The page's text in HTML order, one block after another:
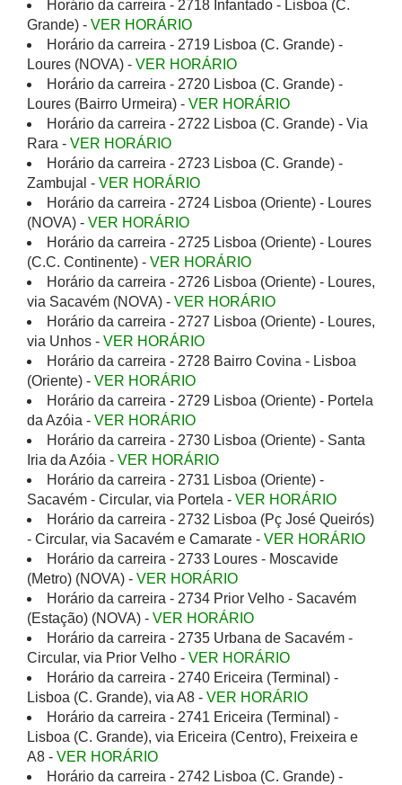
Horário da carreira - 2718 Infantado - Lisboa (C.
Grande) - VER HORÁRIO
Horário da carreira - 2719 Lisboa (C. Grande) -
Loures (NOVA) - VER HORÁRIO
Horário da carreira - 2720 Lisboa (C. Grande) -
Loures (Bairro Urmeira) - VER HORÁRIO
Horário da carreira - 2722 Lisboa (C. Grande) - Via
Rara - VER HORÁRIO
Horário da carreira - 2723 Lisboa (C. Grande) -
Zambujal - VER HORÁRIO
Horário da carreira - 2724 Lisboa (Oriente) - Loures
(NOVA) - VER HORÁRIO
Horário da carreira - 2725 Lisboa (Oriente) - Loures
(C.C. Continente) - VER HORÁRIO
Horário da carreira - 2726 Lisboa (Oriente) - Loures,
via Sacavém (NOVA) - VER HORÁRIO
Horário da carreira - 2727 Lisboa (Oriente) - Loures,
via Unhos - VER HORÁRIO
Horário da carreira - 2728 Bairro Covina - Lisboa
(Oriente) - VER HORÁRIO
Horário da carreira - 2729 Lisboa (Oriente) - Portela
da Azóia - VER HORÁRIO
Horário da carreira - 2730 Lisboa (Oriente) - Santa
Iria da Azóia - VER HORÁRIO
Horário da carreira - 2731 Lisboa (Oriente) -
Sacavém - Circular, via Portela - VER HORÁRIO
Horário da carreira - 2732 Lisboa (Pç José Queirós)
- Circular, via Sacavém e Camarate - VER HORÁRIO
Horário da carreira - 2733 Loures - Moscavide
(Metro) (NOVA) - VER HORÁRIO
Horário da carreira - 2734 Prior Velho - Sacavém
(Estação) (NOVA) - VER HORÁRIO
Horário da carreira - 2735 Urbana de Sacavém -
Circular, via Prior Velho - VER HORÁRIO
Horário da carreira - 2740 Ericeira (Terminal) -
Lisboa (C. Grande), via A8 - VER HORÁRIO
Horário da carreira - 2741 Ericeira (Terminal) -
Lisboa (C. Grande), via Ericeira (Centro), Freixeira e
A8 - VER HORÁRIO
Horário da carreira - 2742 Lisboa (C. Grande) -